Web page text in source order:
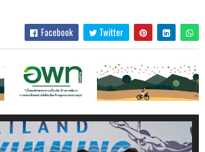
Facebook Twitter